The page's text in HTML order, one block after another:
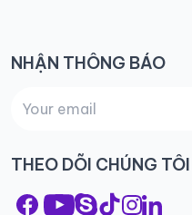
NHẬN THÔNG BÁO
THEO DÕI CHÚNG TÔI